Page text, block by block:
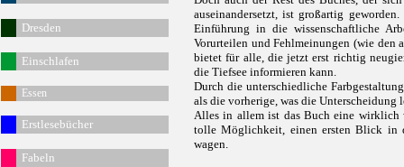
Dresden
Einschlafen
Essen
Erstlesebücher
Fabeln
auseinandersetzt, ist großartig
Einführung in die wissenschaftliche
Vorurteilen und Fehlmeinungen (wie den
bietet für alle, die jetzt erst richtig
die Tiefsee informieren kann.
Durch die unterschiedliche
als die vorherige, was die Unterscheidung
Alles in allem ist das Buch eine wirklich
tolle Möglichkeit, einen ersten Blick in
wagen.